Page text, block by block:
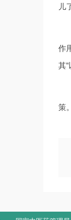
儿
作
其
策